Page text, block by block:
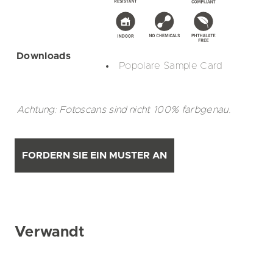
Downloads
Popolare Sample Card
Achtung: Fotoscans sind nicht 100% farbgenau.
FORDERN SIE EIN MUSTER AN
Verwandt